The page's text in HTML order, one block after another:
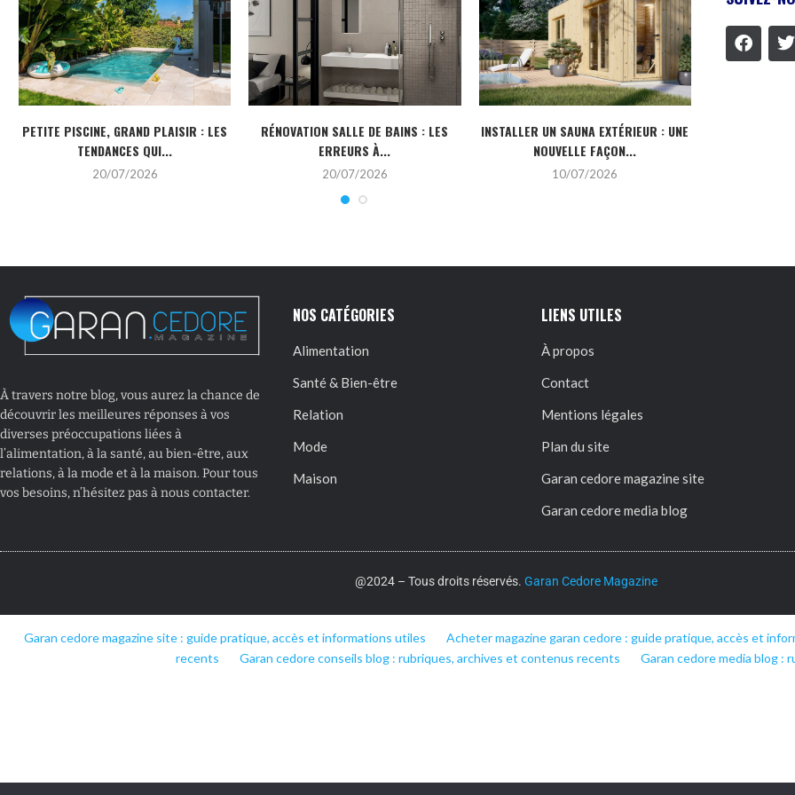
PETITE PISCINE, GRAND PLAISIR : LES
TENDANCES QUI...
20/07/2026
RÉNOVATION SALLE DE BAINS : LES
ERREURS À...
20/07/2026
INSTALLER UN SAUNA EXTÉRIEUR : UNE
NOUVELLE FAÇON...
10/07/2026
À travers notre blog, vous aurez la chance de
découvrir les meilleures réponses à vos
diverses préoccupations liées à
l’alimentation, à la santé, au bien-être, aux
relations, à la mode et à la maison. Pour tous
vos besoins, n’hésitez pas à nous contacter.
NOS CATÉGORIES
Alimentation
Santé & Bien-être
Relation
Mode
Maison
LIENS UTILES
À propos
Contact
Mentions légales
Plan du site
Garan cedore magazine site
Garan cedore media blog
@2024 – Tous droits réservés. Garan Cedore Magazine
Garan cedore magazine site : guide pratique, accès et informations utiles Acheter magazine garan cedore : guide pratique, accès et
recents
Garan cedore conseils blog : rubriques, archives et contenus recents Garan cedore media blog :